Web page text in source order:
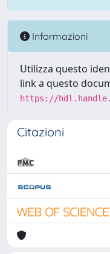
Informazioni
Utilizza questo
link a questo
https://
Citazioni